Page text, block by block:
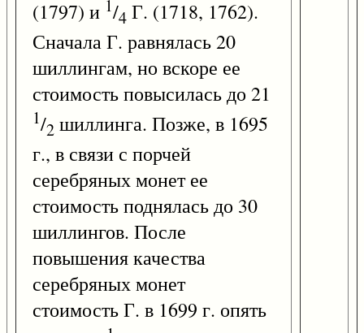
(1797) и 1/4 Г. (1718, 1762).
Сначала Г. равнялась 20
шиллингам, но вскоре ее
стоимость повысилась до 21
1/2 шиллинга. Позже, в 1695
г., в связи с порчей
серебряных монет ее
стоимость поднялась до 30
шиллингов. После
повышения качества
серебряных монет
стоимость Г. в 1699 г. опять